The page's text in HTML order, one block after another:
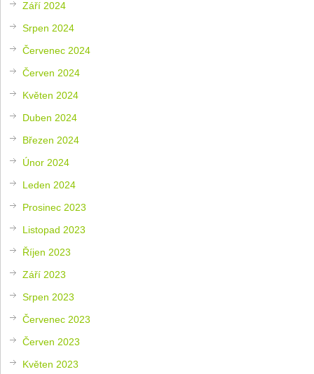
Září 2024
Srpen 2024
Červenec 2024
Červen 2024
Květen 2024
Duben 2024
Březen 2024
Únor 2024
Leden 2024
Prosinec 2023
Listopad 2023
Říjen 2023
Září 2023
Srpen 2023
Červenec 2023
Červen 2023
Květen 2023